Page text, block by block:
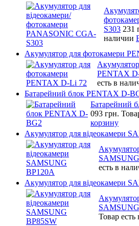
S303 231
наличии
Акумулятор для фотокамери
PENTAX
есть в
Батарейний блок PENTAX D-
Батарейний
093 грн.
корзину
Акумулятор для відеокамери
есть в
Акумулятор для відеокамери
Товар